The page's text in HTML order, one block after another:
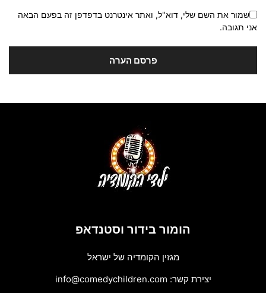
שמור את השם שלי, דוא"ל, ואתר אינטרנט בדפדפן זה בפעם הבאה
אני תגובה.
הומור בידור וסטנדאפ
מגזין הקומדיה של ישראל
יצירת קשר: info@comedychildren.com